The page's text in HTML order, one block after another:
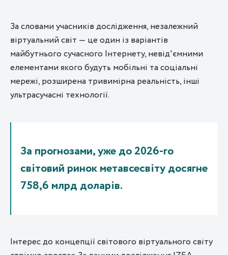
За словами учасників дослідження, незалежний
віртуальний світ — це один із варіантів
майбутнього сучасного Інтернету, невід'ємними
елементами якого будуть мобільні та соціальні
мережі, розширена тривимірна реальність, інші
ультрасучасні технології.
За прогнозами, уже до 2026-го
світовий ринок метавсесвіту досягне
758,6 млрд доларів.
Інтерес до концепції світового віртуального світу